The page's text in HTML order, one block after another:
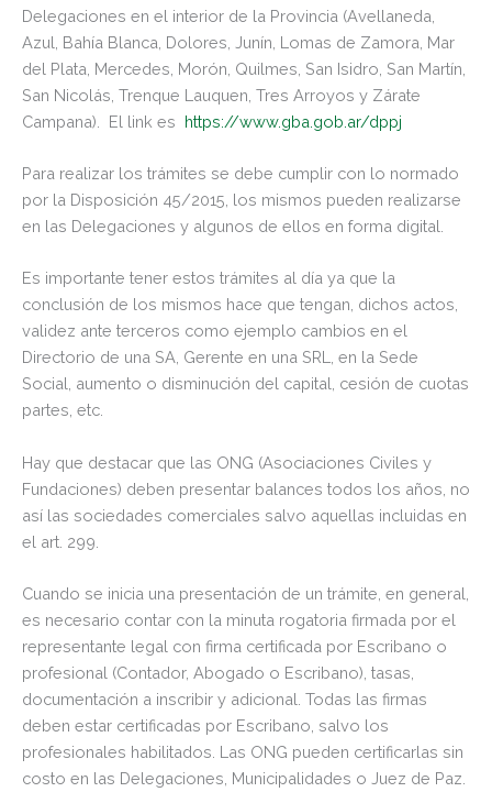
Delegaciones en el interior de la Provincia (Avellaneda,
Azul, Bahía Blanca, Dolores, Junín, Lomas de Zamora, Mar
del Plata, Mercedes, Morón, Quilmes, San Isidro, San Martín,
San Nicolás, Trenque Lauquen, Tres Arroyos y Zárate
Campana). El link es https://www.gba.gob.ar/dppj
Para realizar los trámites se debe cumplir con lo normado
por la Disposición 45/2015, los mismos pueden realizarse
en las Delegaciones y algunos de ellos en forma digital.
Es importante tener estos trámites al día ya que la
conclusión de los mismos hace que tengan, dichos actos,
validez ante terceros como ejemplo cambios en el
Directorio de una SA, Gerente en una SRL, en la Sede
Social, aumento o disminución del capital, cesión de cuotas
partes, etc.
Hay que destacar que las ONG (Asociaciones Civiles y
Fundaciones) deben presentar balances todos los años, no
así las sociedades comerciales salvo aquellas incluidas en
el art. 299.
Cuando se inicia una presentación de un trámite, en general,
es necesario contar con la minuta rogatoria firmada por el
representante legal con firma certificada por Escribano o
profesional (Contador, Abogado o Escribano), tasas,
documentación a inscribir y adicional. Todas las firmas
deben estar certificadas por Escribano, salvo los
profesionales habilitados. Las ONG pueden certificarlas sin
costo en las Delegaciones, Municipalidades o Juez de Paz.